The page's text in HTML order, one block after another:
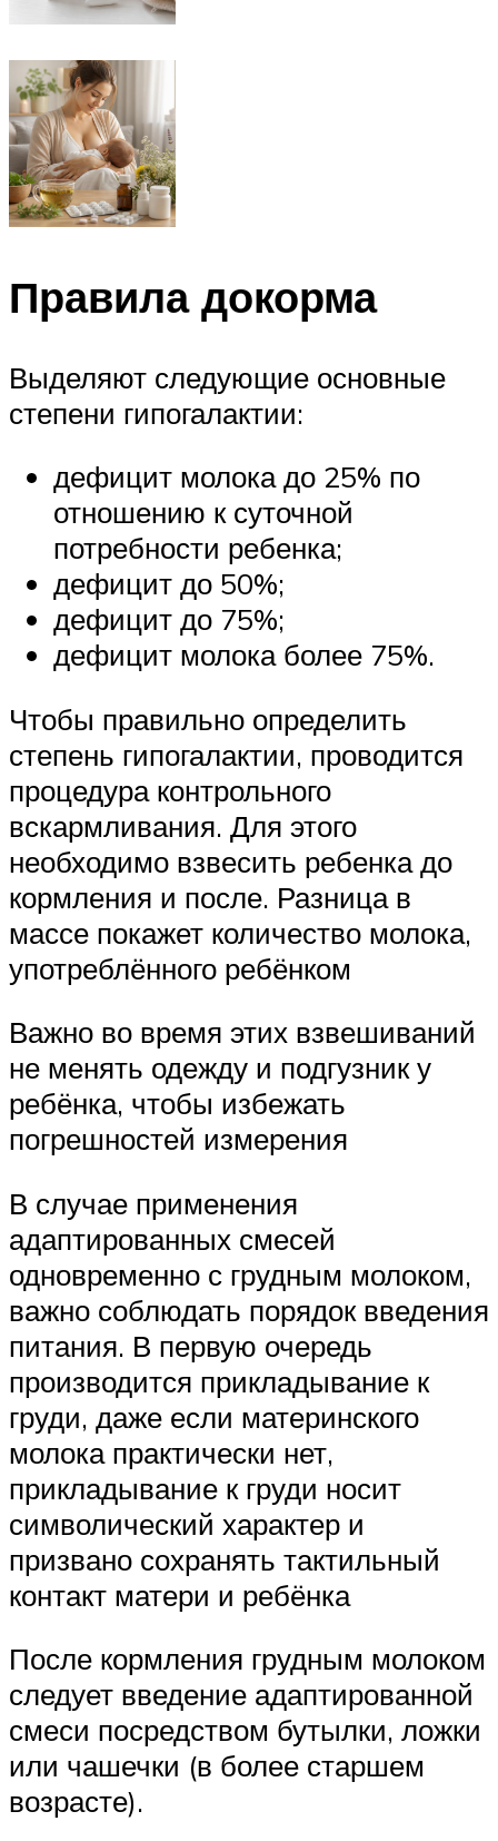
Правила докорма
Выделяют следующие основные
степени гипогалактии:
дефицит молока до 25% по
отношению к суточной
потребности ребенка;
дефицит до 50%;
дефицит до 75%;
дефицит молока более 75%.
Чтобы правильно определить
степень гипогалактии, проводится
процедура контрольного
вскармливания. Для этого
необходимо взвесить ребенка до
кормления и после. Разница в
массе покажет количество молока,
употреблённого ребёнком
Важно во время этих взвешиваний
не менять одежду и подгузник у
ребёнка, чтобы избежать
погрешностей измерения
В случае применения
адаптированных смесей
одновременно с грудным молоком,
важно соблюдать порядок введения
питания. В первую очередь
производится прикладывание к
груди, даже если материнского
молока практически нет,
прикладывание к груди носит
символический характер и
призвано сохранять тактильный
контакт матери и ребёнка
После кормления грудным молоком
следует введение адаптированной
смеси посредством бутылки, ложки
или чашечки (в более старшем
возрасте).